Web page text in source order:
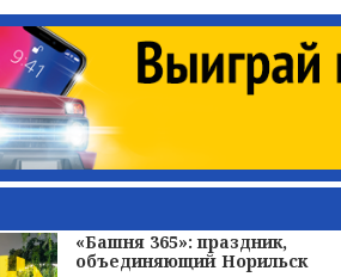
«Башня 365»: праздник,
объединяющий Норильск